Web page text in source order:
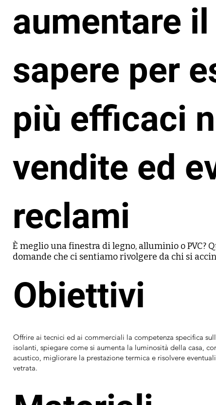
aumentare il
sapere per
più efficaci
vendite ed
reclami
È meglio una finestra di legno, alluminio o PVC?
domande che ci sentiamo rivolgere da chi si
principalmente sugli aspetti estetici e sul
telaio!
determinante le prestazioni termiche, le
sicurezza, sia nei confronti delle effrazioni
degli utenti. Ma l’importanza della vetrata è tale
Obiettivi
Offrire ai tecnici ed ai commerciali la competenza specifica
isolanti, spiegare come si aumenta la luminosità della casa,
acustico, migliorare la prestazione termica e risolvere
vetrata.